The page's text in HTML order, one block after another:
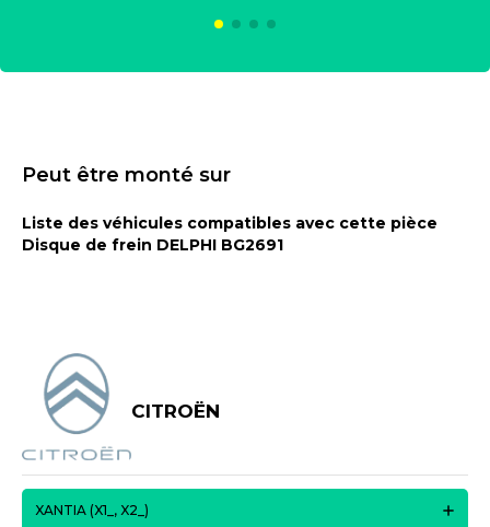
Peut être monté sur
Liste des véhicules compatibles avec cette pièce
Disque de frein DELPHI BG2691
CITROËN
XANTIA (X1_, X2_)